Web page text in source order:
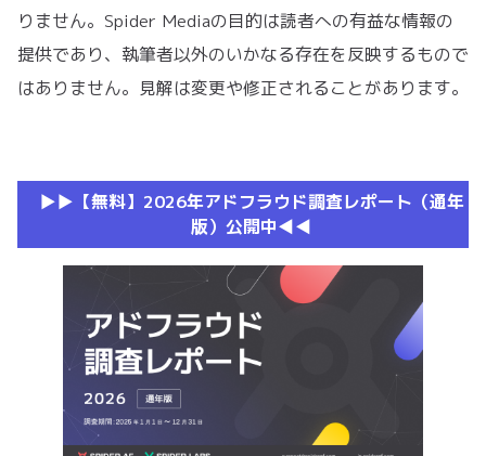
りません。Spider Mediaの目的は読者への有益な情報の
提供であり、執筆者以外のいかなる存在を反映するもので
はありません。見解は変更や修正されることがあります。
▶︎▶︎【無料】2026年アドフラウド調査レポート（通年
版）公開中◀︎◀︎